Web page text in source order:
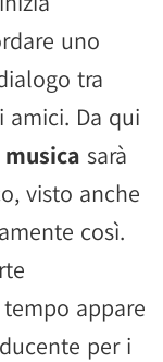
uno
tra
amici. Da qui
musica sarà
visto anche
così.
appare
per i